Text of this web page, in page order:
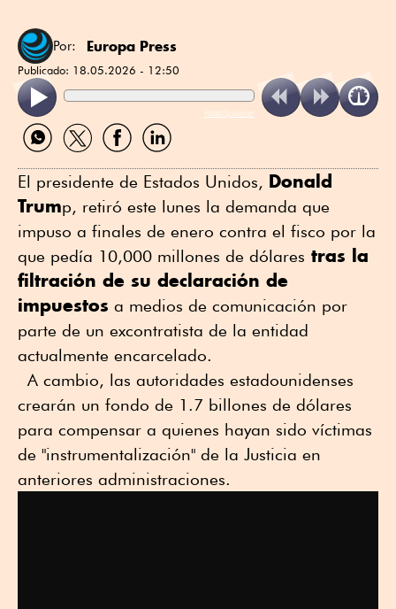
Por: Europa Press
Publicado: 18.05.2026 - 12:50
ReadSpeaker
Compartir
por
Compartir
por
Compartir
por
Compartir
por
El presidente de Estados Unidos, Donald
Trump, retiró este lunes la demanda que
impuso a finales de enero contra el fisco por la
que pedía 10,000 millones de dólares tras la
filtración de su declaración de
impuestos a medios de comunicación por
parte de un excontratista de la entidad
actualmente encarcelado.
A cambio, las autoridades estadounidenses
crearán un fondo de 1.7 billones de dólares
para compensar a quienes hayan sido víctimas
de "instrumentalización" de la Justicia en
anteriores administraciones.